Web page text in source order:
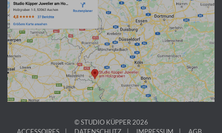
© STUDIO KÜPPER 2026